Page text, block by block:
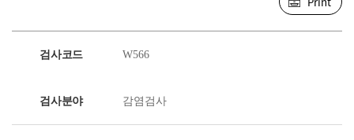
검사코드 W566
검사분야 감염검사